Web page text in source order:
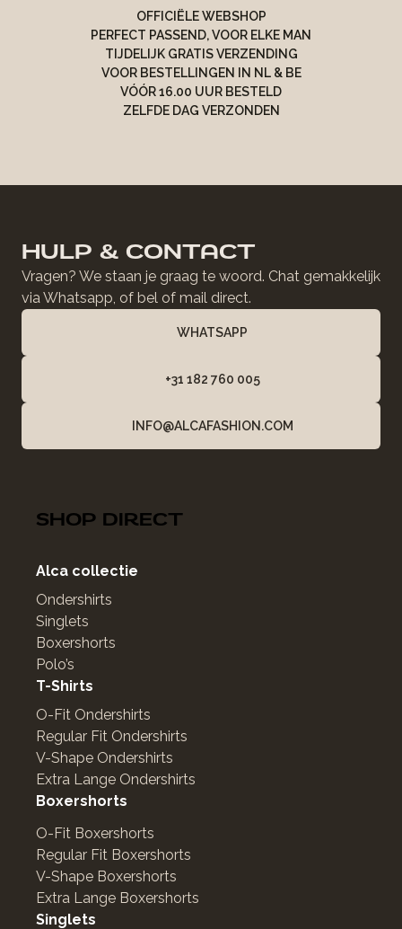
OFFICIËLE WEBSHOP
PERFECT PASSEND, VOOR ELKE MAN
TIJDELIJK GRATIS VERZENDING
VOOR BESTELLINGEN IN NL & BE
VÓÓR 16.00 UUR BESTELD
ZELFDE DAG VERZONDEN
HULP & CONTACT
Vragen? We staan je graag te woord. Chat gemakkelijk
via Whatsapp, of bel of mail direct.
WHATSAPP
+31 182 760 005
INFO@ALCAFASHION.COM
SHOP DIRECT
Alca collectie
Ondershirts
Singlets
Boxershorts
Polo’s
T-Shirts
O-Fit Ondershirts
Regular Fit Ondershirts
V-Shape Ondershirts
Extra Lange Ondershirts
Boxershorts
O-Fit Boxershorts
Regular Fit Boxershorts
V-Shape Boxershorts
Extra Lange Boxershorts
Singlets